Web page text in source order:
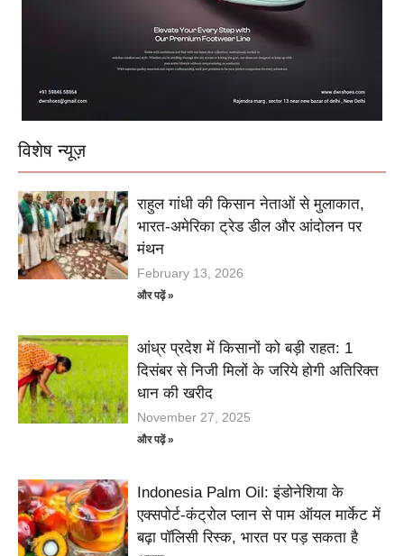
विशेष न्यूज़
राहुल गांधी की किसान नेताओं से मुलाकात,
भारत-अमेरिका ट्रेड डील और आंदोलन पर
मंथन
February 13, 2026
और पढ़ें »
आंध्र प्रदेश में किसानों को बड़ी राहत: 1
दिसंबर से निजी मिलों के जरिये होगी अतिरिक्त
धान की खरीद
November 27, 2025
और पढ़ें »
Indonesia Palm Oil: इंडोनेशिया के
एक्सपोर्ट-कंट्रोल प्लान से पाम ऑयल मार्केट में
बढ़ा पॉलिसी रिस्क, भारत पर पड़ सकता है